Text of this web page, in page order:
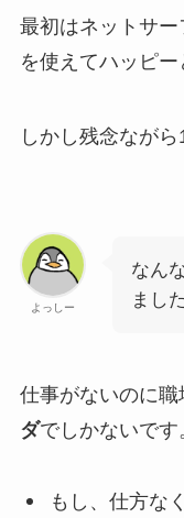
最初はネットサ
を使えてハッピー
しかし残念ながら
よっしー
なん
まし
仕事がないのに職
ダでしかないです
もし、仕方な